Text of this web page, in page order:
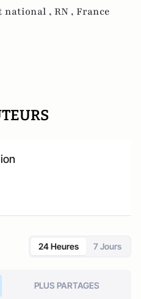
national , RN , France
24 Heures 7 Jours
PLUS PARTAGES